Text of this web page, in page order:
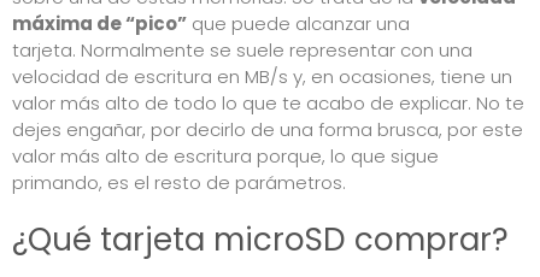
máxima de “pico” que puede alcanzar una
tarjeta. Normalmente se suele representar con una
velocidad de escritura en MB/s y, en ocasiones, tiene un
valor más alto de todo lo que te acabo de explicar. No te
dejes engañar, por decirlo de una forma brusca, por este
valor más alto de escritura porque, lo que sigue
primando, es el resto de parámetros.
¿Qué tarjeta microSD comprar?